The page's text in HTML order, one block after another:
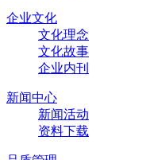
企业文化
文化理念
文化故事
企业内刊
新闻中心
新闻活动
资料下载